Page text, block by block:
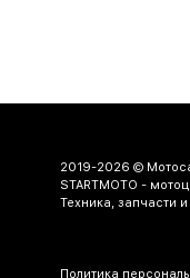
2019-2026 ©
STARTMOTO -
Техника, запчасти
Политика